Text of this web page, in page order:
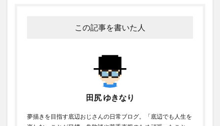
この記事を書いた人
田尻 ゆきなり
夢描きを目指す底辺おじさんの日常ブログ。「底辺でも人生を